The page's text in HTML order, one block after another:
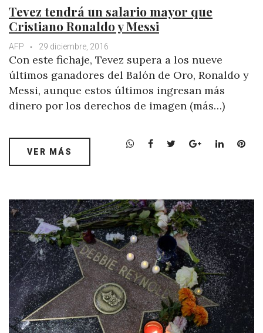
Tevez tendrá un salario mayor que
Cristiano Ronaldo y Messi
AFP 29 diciembre, 2016
Con este fichaje, Tevez supera a los nueve
últimos ganadores del Balón de Oro, Ronaldo y
Messi, aunque estos últimos ingresan más
dinero por los derechos de imagen (más…)
W
s
A
p
p
F
b
o
o
k
t
e
r
G
l
e
+
L
e
d
I
n
P
e
r
e
s
t
VER MÁS